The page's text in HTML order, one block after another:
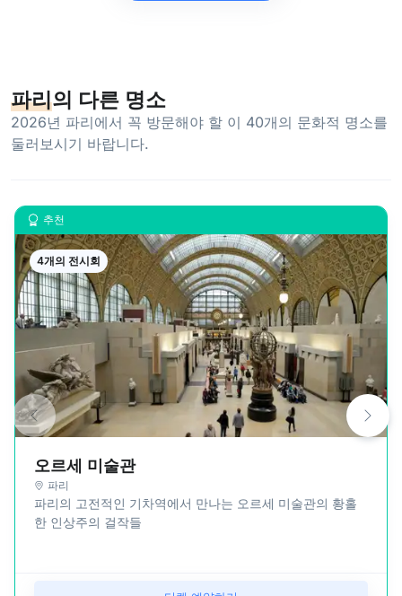
파리의 다른 명소
2026년 파리에서 꼭 방문해야 할 이 40개의 문화적 명소를
둘러보시기 바랍니다.
추천
4개의 전시회
오르세 미술관
파리
파리의 고전적인 기차역에서 만나는 오르세 미술관의 황홀
한 인상주의 걸작들